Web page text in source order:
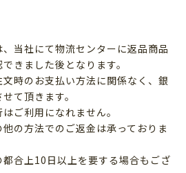
当社にて物流センターに返品商品
きました後となります。
時のお支払い方法に関係なく、銀
て頂きます。
ご利用になれません。
の方法でのご返金は承っておりま
合上10日以上を要する場合もござ